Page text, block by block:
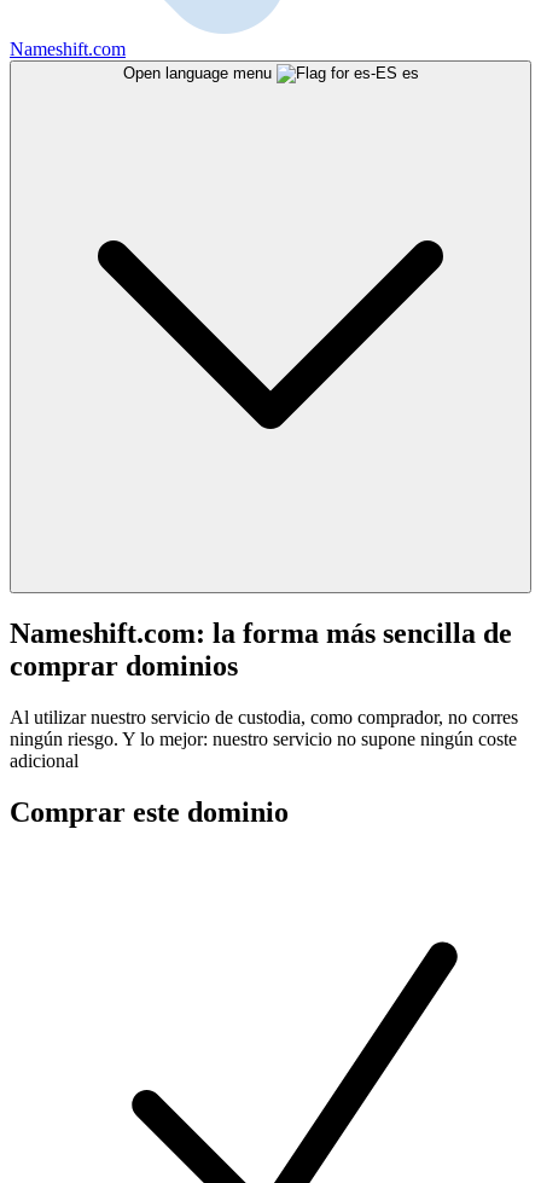
Nameshift.com
Open language menu es
Nameshift.com: la forma más sencilla de
comprar dominios
Al utilizar nuestro servicio de custodia, como comprador, no corres
ningún riesgo. Y lo mejor: nuestro servicio no supone ningún coste
adicional
Comprar este dominio